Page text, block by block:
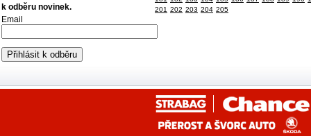
k odběru novinek.
Email
201 202 203 204 205